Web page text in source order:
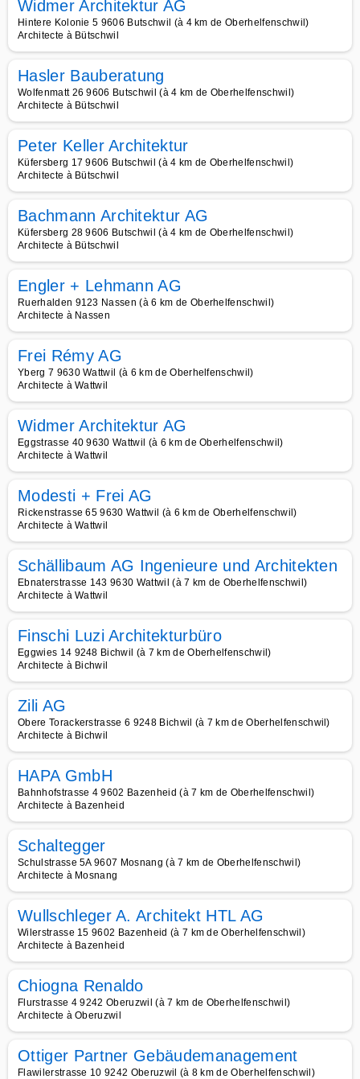
Widmer Architektur AG
Hintere Kolonie 5 9606 Butschwil (à 4 km de Oberhelfenschwil)
Architecte à Bütschwil
Hasler Bauberatung
Wolfenmatt 26 9606 Butschwil (à 4 km de Oberhelfenschwil)
Architecte à Bütschwil
Peter Keller Architektur
Küfersberg 17 9606 Butschwil (à 4 km de Oberhelfenschwil)
Architecte à Bütschwil
Bachmann Architektur AG
Küfersberg 28 9606 Butschwil (à 4 km de Oberhelfenschwil)
Architecte à Bütschwil
Engler + Lehmann AG
Ruerhalden 9123 Nassen (à 6 km de Oberhelfenschwil)
Architecte à Nassen
Frei Rémy AG
Yberg 7 9630 Wattwil (à 6 km de Oberhelfenschwil)
Architecte à Wattwil
Widmer Architektur AG
Eggstrasse 40 9630 Wattwil (à 6 km de Oberhelfenschwil)
Architecte à Wattwil
Modesti + Frei AG
Rickenstrasse 65 9630 Wattwil (à 6 km de Oberhelfenschwil)
Architecte à Wattwil
Schällibaum AG Ingenieure und Architekten
Ebnaterstrasse 143 9630 Wattwil (à 7 km de Oberhelfenschwil)
Architecte à Wattwil
Finschi Luzi Architekturbüro
Eggwies 14 9248 Bichwil (à 7 km de Oberhelfenschwil)
Architecte à Bichwil
Zili AG
Obere Torackerstrasse 6 9248 Bichwil (à 7 km de Oberhelfenschwil)
Architecte à Bichwil
HAPA GmbH
Bahnhofstrasse 4 9602 Bazenheid (à 7 km de Oberhelfenschwil)
Architecte à Bazenheid
Schaltegger
Schulstrasse 5A 9607 Mosnang (à 7 km de Oberhelfenschwil)
Architecte à Mosnang
Wullschleger A. Architekt HTL AG
Wilerstrasse 15 9602 Bazenheid (à 7 km de Oberhelfenschwil)
Architecte à Bazenheid
Chiogna Renaldo
Flurstrasse 4 9242 Oberuzwil (à 7 km de Oberhelfenschwil)
Architecte à Oberuzwil
Ottiger Partner Gebäudemanagement
Flawilerstrasse 10 9242 Oberuzwil (à 8 km de Oberhelfenschwil)